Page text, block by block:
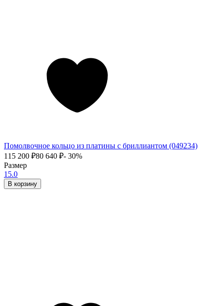
Помолвочное кольцо из платины с бриллиантом (049234)
115 200 ₽80 640 ₽- 30%
Размер
15.0
В корзину